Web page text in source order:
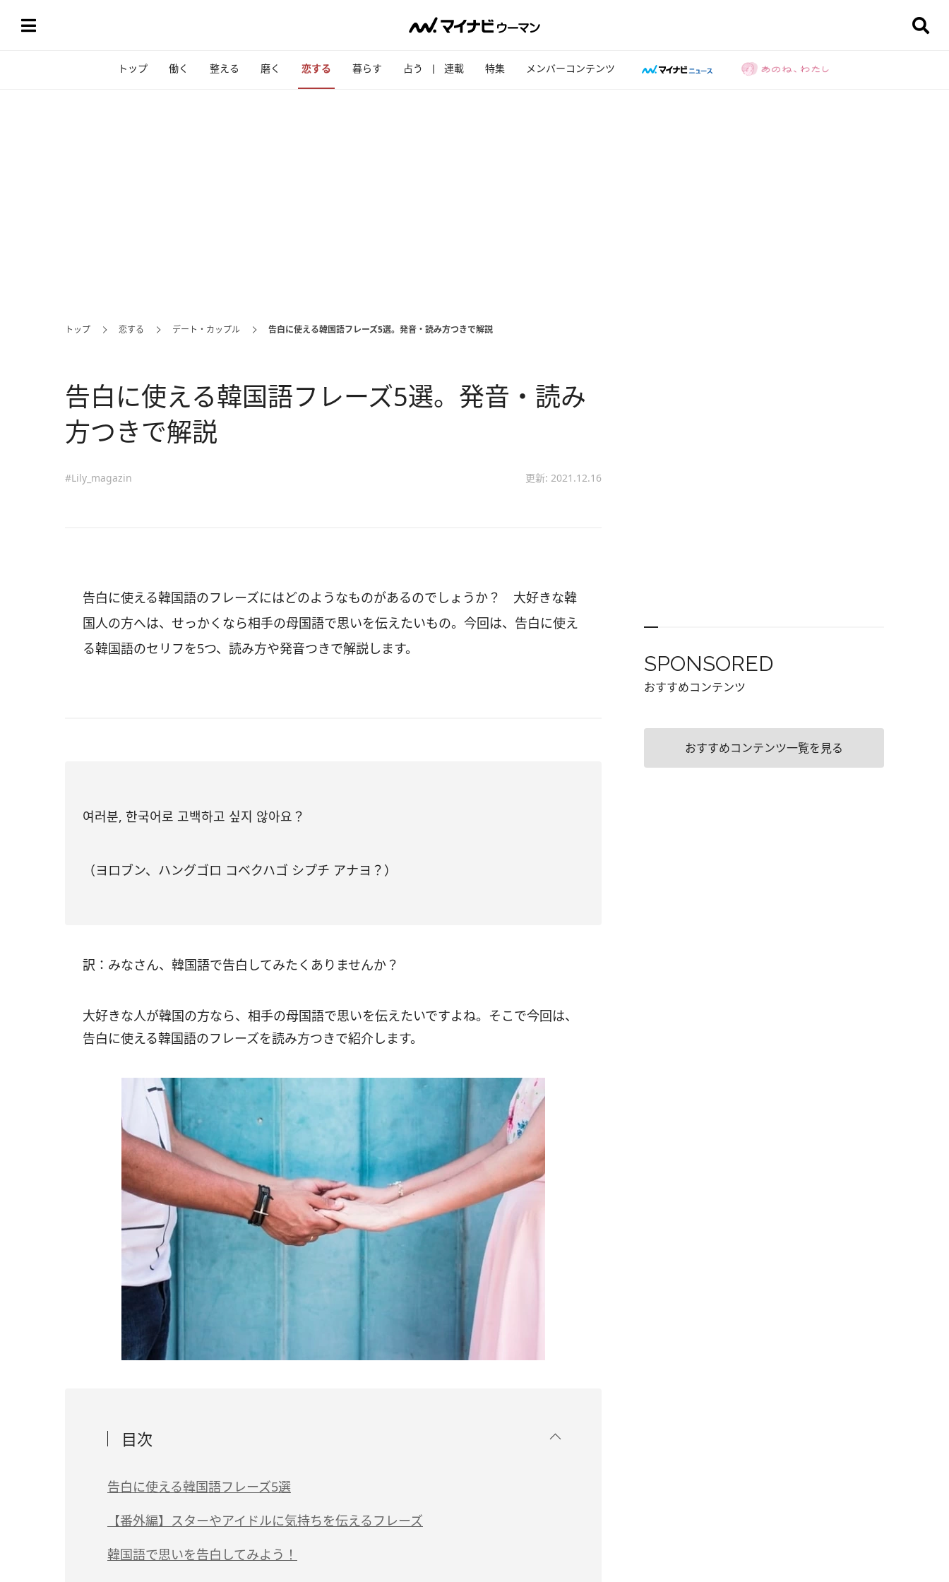
トップ 働く 整える 磨く 恋する 暮らす 占う 連載 特集 メンバーコンテンツ
トップ 恋する デート・カップル 告白に使える韓国語フレーズ5選。発音・読み方つきで解説
告白に使える韓国語フレーズ5選。発音・読み
方つきで解説
#Lily_magazin 更新: 2021.12.16
告白に使える韓国語のフレーズにはどのようなものがあるのでしょうか？ 大好きな韓
国人の方へは、せっかくなら相手の母国語で思いを伝えたいもの。今回は、告白に使え
る韓国語のセリフを5つ、読み方や発音つきで解説します。
여러분, 한국어로 고백하고 싶지 않아요？
（ヨロブン、ハングゴロ コベクハゴ シプチ アナヨ？）
訳：みなさん、韓国語で告白してみたくありませんか？
大好きな人が韓国の方なら、相手の母国語で思いを伝えたいですよね。そこで今回は、
告白に使える韓国語のフレーズを読み方つきで紹介します。
目次
告白に使える韓国語フレーズ5選
【番外編】スターやアイドルに気持ちを伝えるフレーズ
韓国語で思いを告白してみよう！
SPONSORED
おすすめコンテンツ
おすすめコンテンツ一覧を見る